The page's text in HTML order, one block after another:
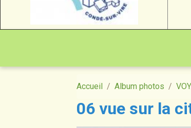
Accueil Album photos
06 vue sur la